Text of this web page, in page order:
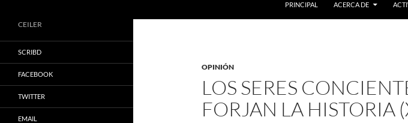
PRINCIPAL
ACERCA DE
OPINIÓN
LOS SERES
FORJAN LA HISTORIA
CEILER
SCRIBD
FACEBOOK
TWITTER
EMAIL